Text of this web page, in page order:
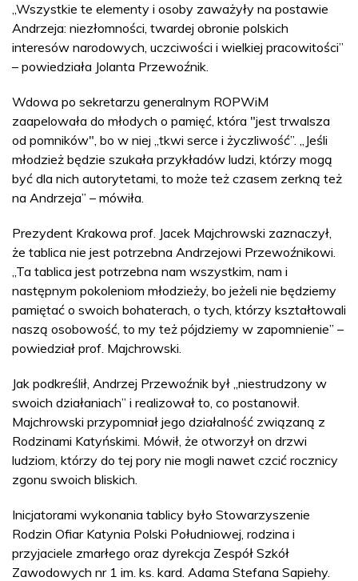
„Wszystkie te elementy i osoby zaważyły na postawie
Andrzeja: niezłomności, twardej obronie polskich
interesów narodowych, uczciwości i wielkiej pracowitości”
– powiedziała Jolanta Przewoźnik.
Wdowa po sekretarzu generalnym ROPWiM
zaapelowała do młodych o pamięć, która "jest trwalsza
od pomników", bo w niej „tkwi serce i życzliwość”. „Jeśli
młodzież będzie szukała przykładów ludzi, którzy mogą
być dla nich autorytetami, to może też czasem zerkną też
na Andrzeja” – mówiła.
Prezydent Krakowa prof. Jacek Majchrowski zaznaczył,
że tablica nie jest potrzebna Andrzejowi Przewoźnikowi.
„Ta tablica jest potrzebna nam wszystkim, nam i
następnym pokoleniom młodzieży, bo jeżeli nie będziemy
pamiętać o swoich bohaterach, o tych, którzy kształtowali
naszą osobowość, to my też pójdziemy w zapomnienie” –
powiedział prof. Majchrowski.
Jak podkreślił, Andrzej Przewoźnik był „niestrudzony w
swoich działaniach” i realizował to, co postanowił.
Majchrowski przypomniał jego działalność związaną z
Rodzinami Katyńskimi. Mówił, że otworzył on drzwi
ludziom, którzy do tej pory nie mogli nawet czcić rocznicy
zgonu swoich bliskich.
Inicjatorami wykonania tablicy było Stowarzyszenie
Rodzin Ofiar Katynia Polski Południowej, rodzina i
przyjaciele zmarłego oraz dyrekcja Zespół Szkół
Zawodowych nr 1 im. ks. kard. Adama Stefana Sapiehy.